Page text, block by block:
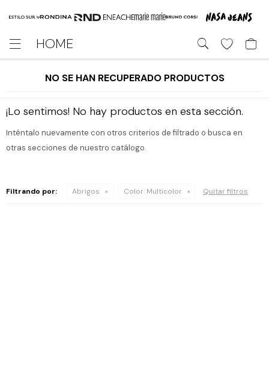
HOME

NO SE HAN RECUPERADO PRODUCTOS
¡Lo sentimos! No hay productos en esta sección.
Inténtalo nuevamente con otros criterios de filtrado o busca en
otras secciones de nuestro catálogo.
Filtrando por: Abrigos Color: Multicolor Quitar filtros